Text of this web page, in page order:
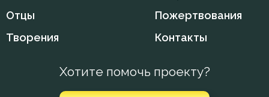
Отцы
Творения
Пожертвования
Контакты
Хотите помочь проекту?